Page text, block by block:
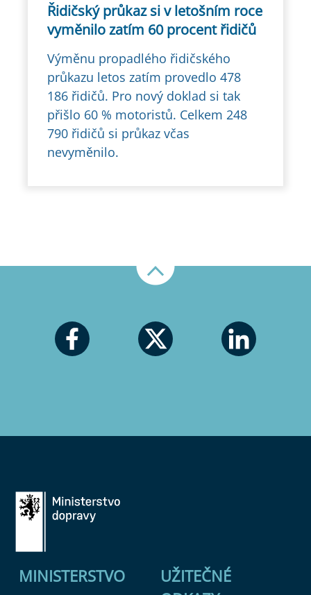
Řidičský průkaz si v letošním roce
vyměnilo zatím 60 procent řidičů
Výměnu propadlého řidičského
průkazu letos zatím provedlo 478
186 řidičů. Pro nový doklad si tak
přišlo 60 % motoristů. Celkem 248
790 řidičů si průkaz včas
nevyměnilo.
MINISTERSTVO
UŽITEČNÉ